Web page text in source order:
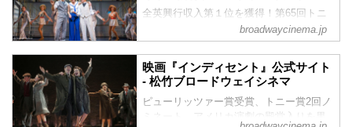
全英興行収入第１位を獲得！第65回トニ
ー賞受賞、大スターのサットン・フォス
ター主演！世界的な音楽界のカリスマ、
コール・ポーター作詞・作曲、恋と冒険
が繰り広げられるミュージカル・ラブコ
メの最高傑作！大西洋を横断する豪華客
船SSアメリカン号に乗り合わせたのは、
ナイトクラブの歌姫、結婚を控えた実業
broadwaycinema.jp
映画『インディセント』公式サイト
- 松竹ブロードウェイシネマ
ピューリッツァー賞受賞、トニー賞2回ノ
ミネート、アメリカ演劇の殿堂入りを果